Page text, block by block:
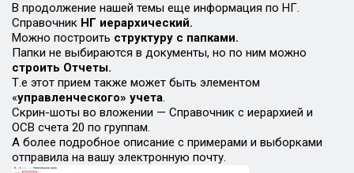
В продолжение нашей темы еще информация по НГ.
Справочник НГ иерархический.
Можно построить структуру с папками.
Папки не выбираются в документы, но по ним можно
строить Отчеты.
Т.е этот прием также может быть элементом
«управленческого» учета.
Скрин-шоты во вложении — Справочник с иерархией и
ОСВ счета 20 по группам.
А более подробное описание с примерами и выборками
отправила на вашу электронную почту.